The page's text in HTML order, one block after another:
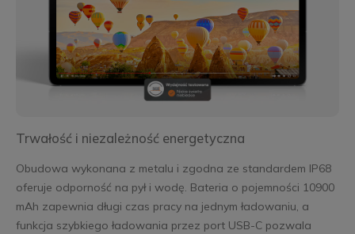
Trwałość i niezależność energetyczna
Obudowa wykonana z metalu i zgodna ze standardem IP68
oferuje odporność na pył i wodę. Bateria o pojemności 10900
mAh zapewnia długi czas pracy na jednym ładowaniu, a
funkcja szybkiego ładowania przez port USB-C pozwala